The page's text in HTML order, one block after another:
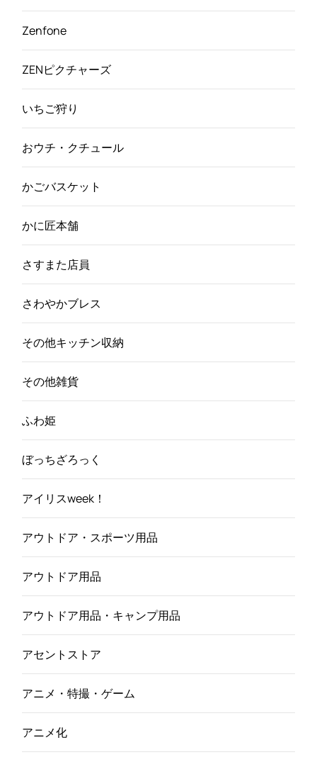
Zenfone
ZENピクチャーズ
いちご狩り
おウチ・クチュール
かごバスケット
かに匠本舗
さすまた店員
さわやかブレス
その他キッチン収納
その他雑貨
ふわ姫
ぼっちざろっく
アイリスweek！
アウトドア・スポーツ用品
アウトドア用品
アウトドア用品・キャンプ用品
アセントストア
アニメ・特撮・ゲーム
アニメ化